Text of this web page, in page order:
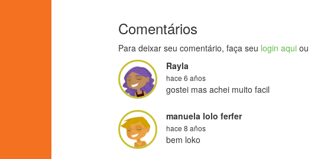
Comentários
Para deixar seu comentário, faça seu login aquiou
Rayla
hace 6 años
gostei mas achei muito facil
manuela lolo ferfer
hace 8 años
bem loko